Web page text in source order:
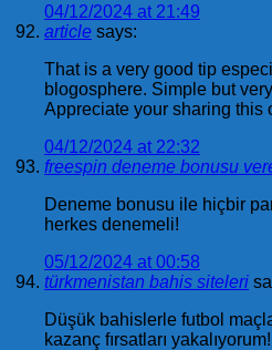
04/12/2024 at 21:49
article says:
That is a very good tip
blogosphere. Simple but
Appreciate your sharing this
04/12/2024 at 22:32
freespin deneme bonusu
Deneme bonusu ile hiçbir
herkes denemeli!
05/12/2024 at 00:58
türkmenistan bahis siteleri
Düşük bahislerle futbol
kazanç fırsatları yakalıyorum!